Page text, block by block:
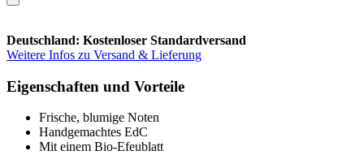
Deutschland: Kostenloser Standardversand
Weitere Infos zu Versand & Lieferung
Eigenschaften und Vorteile
Frische, blumige Noten
Handgemachtes EdC
Mit einem Bio-Efeublatt